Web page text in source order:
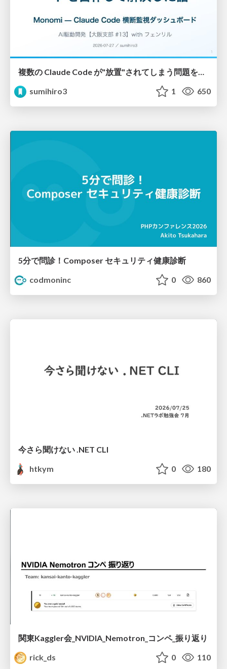
複数の Claude Code が"放置"されてしまう問題をCLI ダッシュボードを自作して解決した話
sumihiro3
1 650
5分で問診！Composer セキュリティ健康診断
codmoninc
0 860
今さら聞けない .NET CLI
htkym
0 180
関東Kaggler会_NVIDIA_Nemotron_コンペ_振り返り
rick_ds
0 110